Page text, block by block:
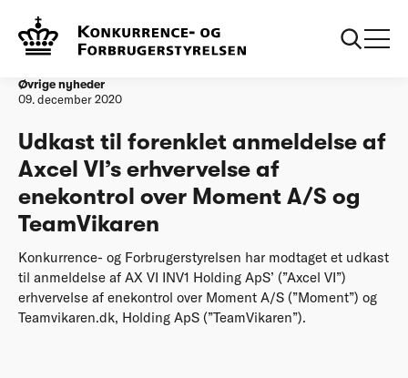
Forside
enekontrol over Moment A/S og TeamVikaren
Øvrige nyheder
09. december 2020
Udkast til forenklet anmeldelse af
Axcel VI’s erhvervelse af
enekontrol over Moment A/S og
TeamVikaren
Konkurrence- og Forbrugerstyrelsen har modtaget et udkast
til anmeldelse af AX VI INV1 Holding ApS’ (”Axcel VI”)
erhvervelse af enekontrol over Moment A/S (”Moment”) og
Teamvikaren.dk, Holding ApS (”TeamVikaren”).